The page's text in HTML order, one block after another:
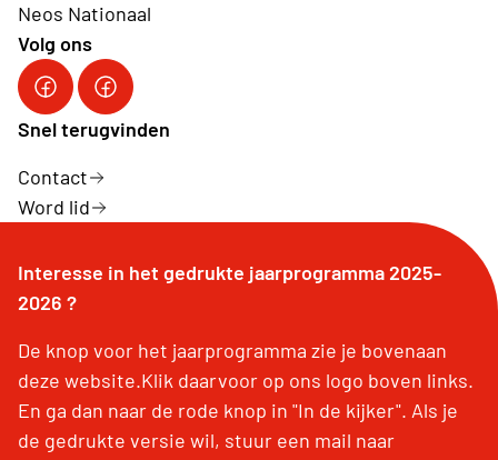
Neos Nationaal
Volg ons
NEOS Bonheiden-Rijmenam
Neos Nationaal
Snel terugvinden
Contact
Word lid
Interesse in het gedrukte jaarprogramma 2025-
2026 ?
De knop voor het jaarprogramma zie je bovenaan
deze website.Klik daarvoor op ons logo boven links.
En ga dan naar de rode knop in "In de kijker". Als je
de gedrukte versie wil, stuur een mail naar